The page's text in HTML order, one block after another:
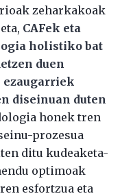
zeharkakoak
CAFek eta
holistiko bat
duen
diseinuan duten
honek tren
prozesua
ditu kudeaketa-
optimoak
esfortzua eta